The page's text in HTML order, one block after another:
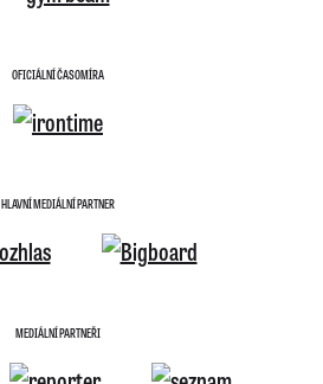
OFICIÁLNÍ ČASOMÍRA
HLAVNÍ MEDIÁLNÍ PARTNER
MEDIÁLNÍ PARTNEŘI